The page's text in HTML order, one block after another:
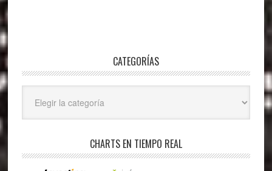
CATEGORÍAS
CHARTS EN TIEMPO REAL